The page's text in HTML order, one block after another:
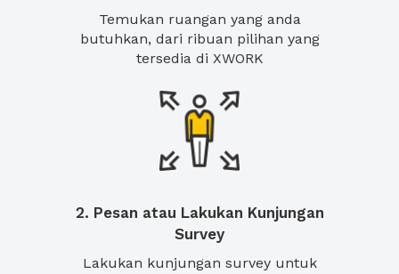
Temukan ruangan yang anda
butuhkan, dari ribuan pilihan yang
tersedia di XWORK
2. Pesan atau Lakukan Kunjungan
Survey
Lakukan kunjungan survey untuk